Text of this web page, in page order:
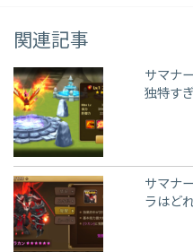
関連記事
サマナ
独特す
サマナ
ラはど